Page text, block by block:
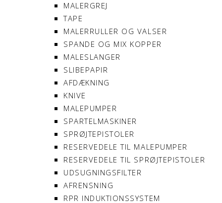
MALERGREJ
TAPE
MALERRULLER OG VALSER
SPANDE OG MIX KOPPER
MALESLANGER
SLIBEPAPIR
AFDÆKNING
KNIVE
MALEPUMPER
SPARTELMASKINER
SPRØJTEPISTOLER
RESERVEDELE TIL MALEPUMPER
RESERVEDELE TIL SPRØJTEPISTOLER
UDSUGNINGSFILTER
AFRENSNING
RPR INDUKTIONSSYSTEM